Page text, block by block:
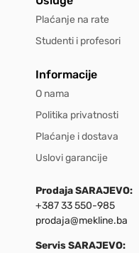
Plaćanje na rate
Studenti i profesori
Informacije
O nama
Politika privatnosti
Plaćanje i dostava
Uslovi garancije
Prodaja SARAJEVO:
+387 33 550-985
prodaja@mekline.ba
Servis SARAJEVO: